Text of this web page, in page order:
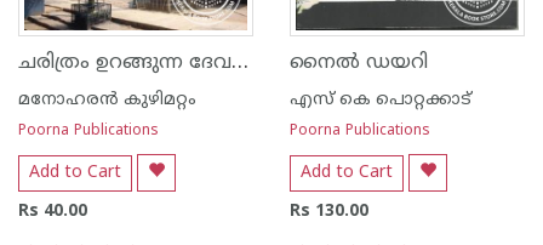
ചരിത്രം ഉറങ്ങുന്ന ദേവസ്ഥാനങ്ങള്‍
മനോഹരന്‍ കുഴിമറ്റം
Poorna Publications
Add to Cart
Rs 40.00
നൈല്‍ ഡയറി
എസ്‌ കെ പൊറ്റക്കാട്‌
Poorna Publications
Add to Cart
Rs 130.00